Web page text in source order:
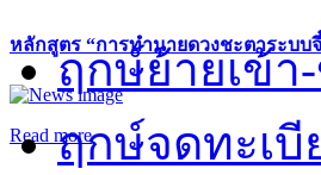
หลักสูตร “การทำนายดวงชะตาระบบจี๋
Read more
ฤกษ์ย้ายเข้า
ฤกษ์จดทะเบี